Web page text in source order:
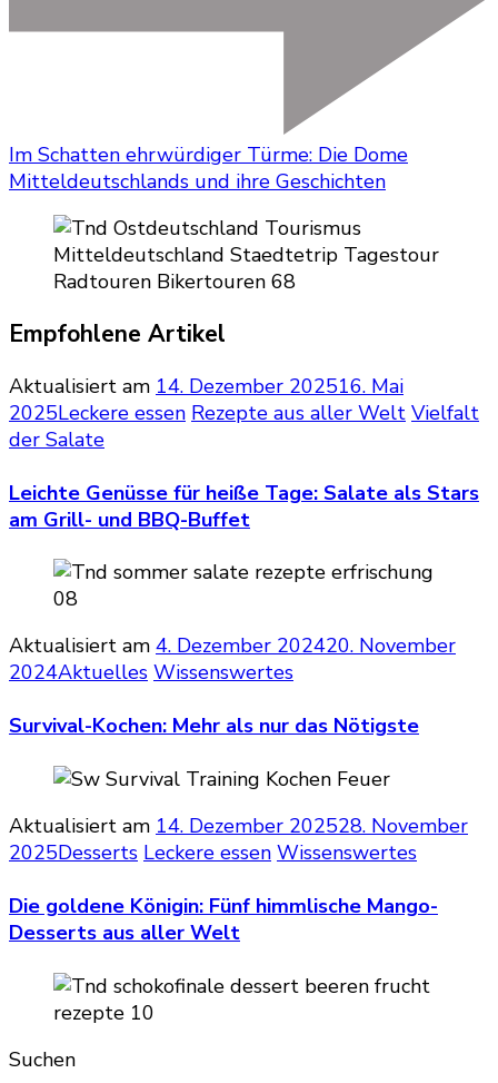
Im Schatten ehrwürdiger Türme: Die Dome
Mitteldeutschlands und ihre Geschichten
Empfohlene Artikel
Aktualisiert am 14. Dezember 202516. Mai
2025Leckere essen Rezepte aus aller Welt Vielfalt
der Salate
Leichte Genüsse für heiße Tage: Salate als Stars
am Grill- und BBQ-Buffet
Aktualisiert am 4. Dezember 202420. November
2024Aktuelles Wissenswertes
Survival-Kochen: Mehr als nur das Nötigste
Aktualisiert am 14. Dezember 202528. November
2025Desserts Leckere essen Wissenswertes
Die goldene Königin: Fünf himmlische Mango-
Desserts aus aller Welt
Suchen